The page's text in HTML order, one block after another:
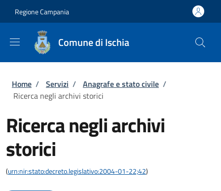
Regione Campania
Comune di Ischia
Briciole di pane
Home / Servizi / Anagrafe e stato civile /
Ricerca negli archivi storici
Ricerca negli archivi
storici
(urn:nir:stato:decreto.legislativo:2004-01-22;42)